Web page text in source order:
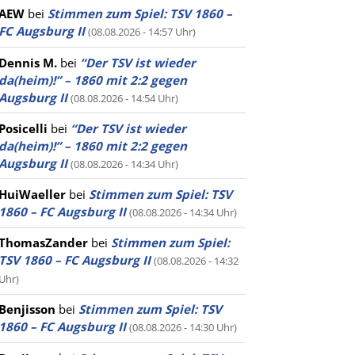
bei Stimmen zum Spiel: TSV 1860 –
Augsburg II (08.08.2026 - 14:57 Uhr)
M. bei “Der TSV ist wieder
– 1860 mit 2:2 gegen
II (08.08.2026 - 14:54 Uhr)
bei “Der TSV ist wieder
– 1860 mit 2:2 gegen
II (08.08.2026 - 14:34 Uhr)
bei Stimmen zum Spiel: TSV
– FC Augsburg II (08.08.2026 - 14:34 Uhr)
bei Stimmen zum Spiel:
1860 – FC Augsburg II (08.08.2026 - 14:32
bei Stimmen zum Spiel: TSV
– FC Augsburg II (08.08.2026 - 14:30 Uhr)